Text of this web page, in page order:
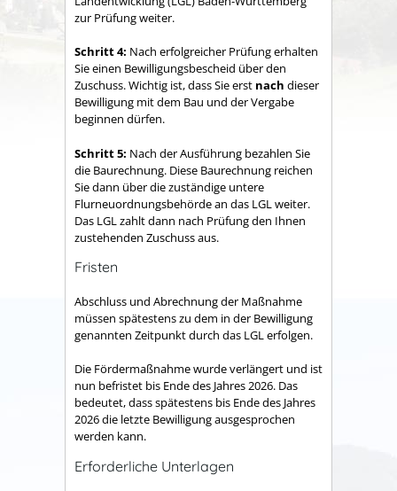
zur Prüfung weiter.
Schritt 4: Nach erfolgreicher Prüfung erhalten
Sie einen Bewilligungsbescheid über den
Zuschuss. Wichtig ist, dass Sie erst nach dieser
Bewilligung mit dem Bau und der Vergabe
beginnen dürfen.
Schritt 5: Nach der Ausführung bezahlen Sie
die Baurechnung. Diese Baurechnung reichen
Sie dann über die zuständige untere
Flurneuordnungsbehörde an das LGL weiter.
Das LGL zahlt dann nach Prüfung den Ihnen
zustehenden Zuschuss aus.
Fristen
Abschluss und Abrechnung der Maßnahme
müssen spätestens zu dem in der Bewilligung
genannten Zeitpunkt durch das LGL erfolgen.
Die Fördermaßnahme wurde verlängert und ist
nun befristet bis Ende des Jahres 2026. Das
bedeutet, dass spätestens bis Ende des Jahres
2026 die letzte Bewilligung ausgesprochen
werden kann.
Erforderliche Unterlagen